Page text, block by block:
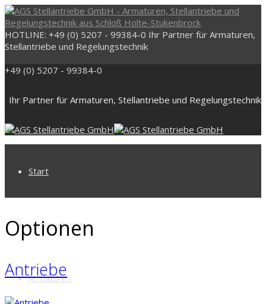
HOTLINE: +49 (0) 5207 - 99384-0 Ihr Partner für Armaturen,
Stellantriebe und Regelungstechnik
+49 (0) 5207 - 99384-0
Ihr Partner für Armaturen, Stellantriebe und Regelungstechnik
Start
Unternehmen
Armaturen
Optionen
Antriebe